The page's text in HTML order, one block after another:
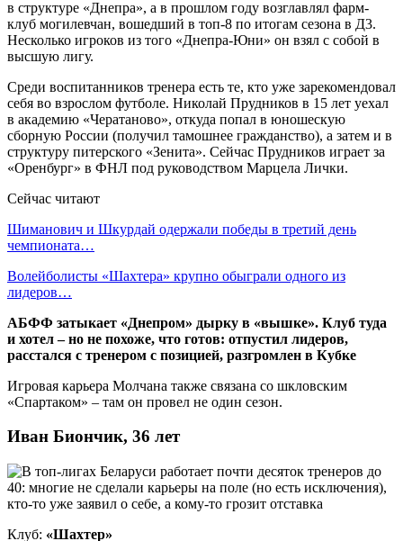
в структуре «Днепра», а в прошлом году возглавлял фарм-
клуб могилевчан, вошедший в топ-8 по итогам сезона в Д3.
Несколько игроков из того «Днепра-Юни» он взял с собой в
высшую лигу.
Среди воспитанников тренера есть те, кто уже зарекомендовал
себя во взрослом футболе. Николай Прудников в 15 лет уехал
в академию «Чератаново», откуда попал в юношескую
сборную России (получил тамошнее гражданство), а затем и в
структуру питерского «Зенита». Сейчас Прудников играет за
«Оренбург» в ФНЛ под руководством Марцела Лички.
Сейчас читают
Шиманович и Шкурдай одержали победы в третий день
чемпионата…
Волейболисты «Шахтера» крупно обыграли одного из
лидеров…
АБФФ затыкает «Днепром» дырку в «вышке». Клуб туда
и хотел – но не похоже, что готов: отпустил лидеров,
расстался с тренером с позицией, разгромлен в Кубке
Игровая карьера Молчана также связана со шкловским
«Спартаком» – там он провел не один сезон.
Иван Биончик, 36 лет
Клуб: «Шахтер»